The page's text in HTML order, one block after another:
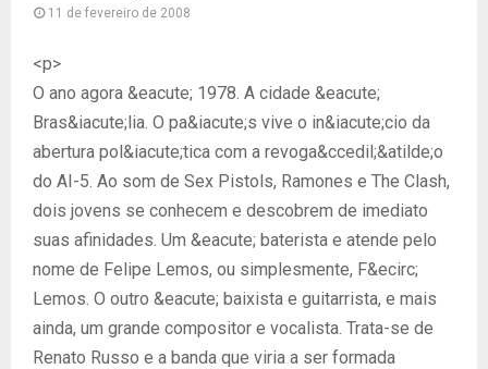
11 de fevereiro de 2008
<p>
O ano agora &eacute; 1978. A cidade &eacute;
Bras&iacute;lia. O pa&iacute;s vive o in&iacute;cio da
abertura pol&iacute;tica com a revoga&ccedil;&atilde;o
do AI-5. Ao som de Sex Pistols, Ramones e The Clash,
dois jovens se conhecem e descobrem de imediato
suas afinidades. Um &eacute; baterista e atende pelo
nome de Felipe Lemos, ou simplesmente, F&ecirc;
Lemos. O outro &eacute; baixista e guitarrista, e mais
ainda, um grande compositor e vocalista. Trata-se de
Renato Russo e a banda que viria a ser formada